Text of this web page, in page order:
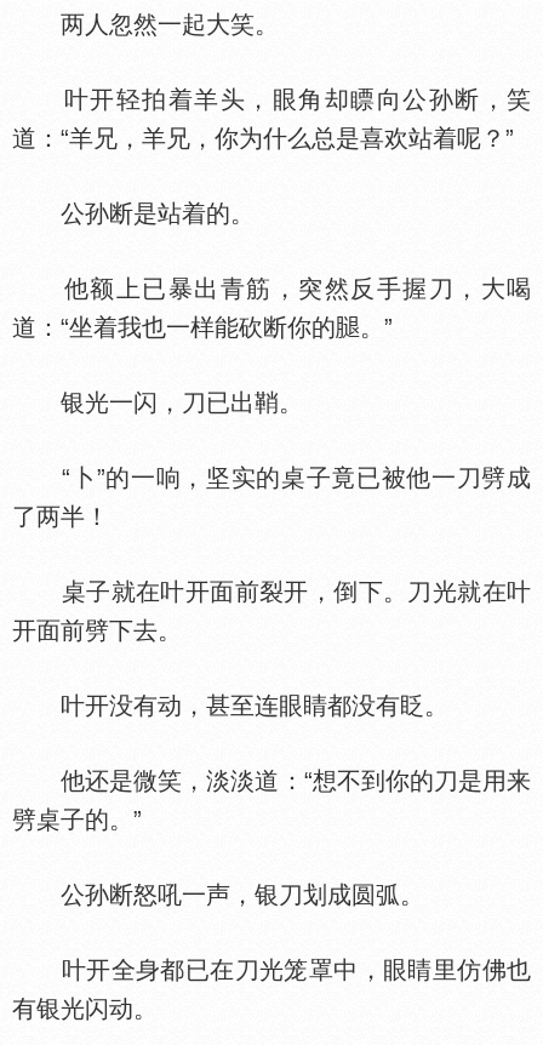
两人忽然一起大笑。
叶开轻拍着羊头，眼角却瞟向公孙断，笑
道：“羊兄，羊兄，你为什么总是喜欢站着呢？”
公孙断是站着的。
他额上已暴出青筋，突然反手握刀，大喝
道：“坐着我也一样能砍断你的
。”
银光一闪，刀已出鞘。
“卜”的一响，坚实的桌子竟已被他一刀劈成
了两半！
桌子就在叶开面前裂开，倒下。刀光就在叶
开面前劈下去。
叶开没有动，甚至连眼睛都没有眨。
他还是微笑，淡淡道：“想不到你的刀是用来
劈桌子的。”
公孙断怒吼一声，银刀划成圆弧。
叶开全身都已在刀光笼罩中，眼睛里仿佛也
有银光闪动。